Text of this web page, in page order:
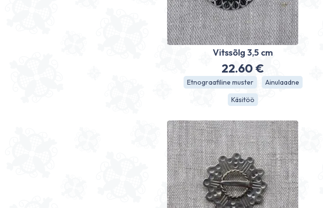
Vitssõlg 3,5 cm
22.60€
Etnograafiline muster
Ainulaadne
Käsitöö